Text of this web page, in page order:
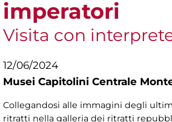
imperatori
Visita con
12/06/2024
Musei Capitolini Centrale
Collegandosi alle immagini degli
ritratti nella galleria dei ritratti